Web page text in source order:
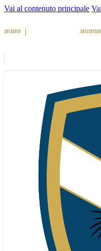
Vai al contenuto principale
20142016 20122015